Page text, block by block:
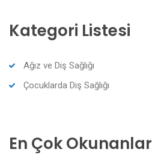
Kategori Listesi
Ağız ve Diş Sağlığı
Çocuklarda Diş Sağlığı
En Çok Okunanlar